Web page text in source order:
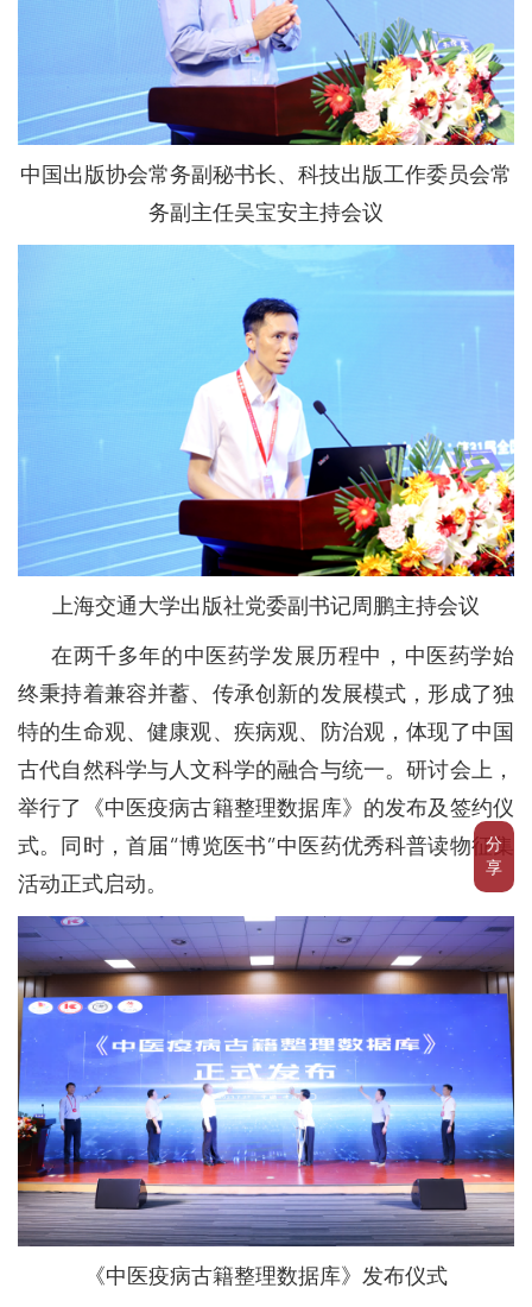
分
享
中国出版协会常务副秘书长、科技出版工作委员会常
务副主任吴宝安主持会议
上海交通大学出版社党委副书记周鹏主持会议
在两千多年的中医药学发展历程中，中医药学始
终秉持着兼容并蓄、传承创新的发展模式，形成了独
特的生命观、健康观、疾病观、防治观，体现了中国
古代自然科学与人文科学的融合与统一。研讨会上，
举行了《中医疫病古籍整理数据库》的发布及签约仪
式。同时，首届“博览医书”中医药优秀科普读物征集
活动正式启动。
《中医疫病古籍整理数据库》发布仪式